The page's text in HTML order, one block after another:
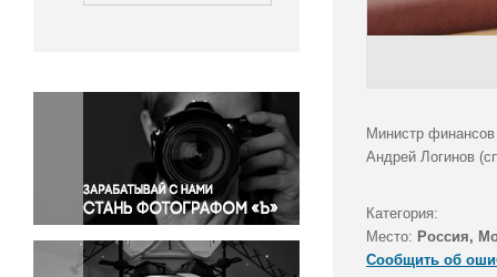
Окружающая среда
Политика
Правосудие
Происшествия и конфликты
Религия
Светская жизнь
Спорт
Министр
Андрей Логинов
Категория:
Место: Россия,
Сообщить об